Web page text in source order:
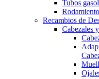
Tubos
Recambios de
Cabezales